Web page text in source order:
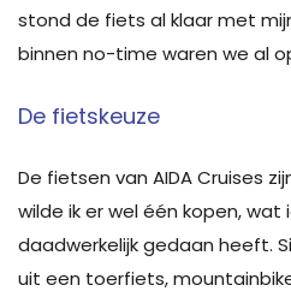
stond de fiets al klaar met
binnen no-time waren we al
De fietskeuze
De fietsen van AIDA Cruises
wilde ik er wel één kopen,
daadwerkelijk gedaan heeft.
uit een toerfiets,